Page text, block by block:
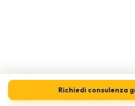
Richiedi consulenza